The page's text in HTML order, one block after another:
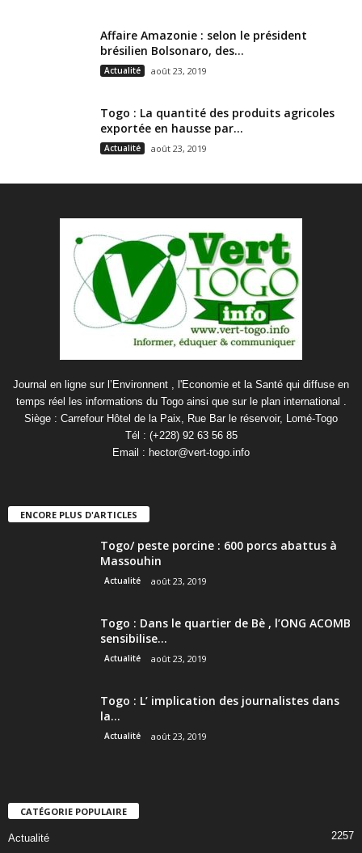
Affaire Amazonie : selon le président
brésilien Bolsonaro, des...
Actualité août 23, 2019
Togo : La quantité des produits agricoles
exportée en hausse par...
Actualité août 23, 2019
Journal en ligne sur l’Environnent , l'Economie et la Santé qui diffuse en
temps réel les informations du Togo ainsi que sur le plan international .
Siège : Carrefour Hôtel de la Paix, Rue Bar le réservoir, Lomé-Togo
Tél : (+228) 92 63 56 85
Email : hector@vert-togo.info
ENCORE PLUS D'ARTICLES
Togo/ peste porcine : 600 porcs abattus à
Massouhin
Actualité août 23, 2019
Togo : Dans le quartier de Bè , l’ONG ACOMB
sensibilise...
Actualité août 23, 2019
Togo : L’ implication des journalistes dans
la...
Actualité août 23, 2019
CATÉGORIE POPULAIRE
Actualité 2257